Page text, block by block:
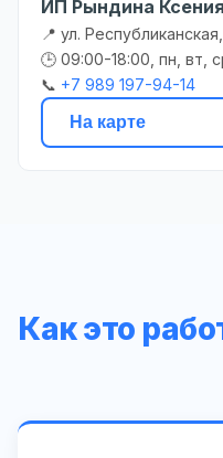
ИП Рындина
📍 ул.
🕒 09:00-18:00, пн, вт,
📞 +7 989 197-94-14
На карте
Как это